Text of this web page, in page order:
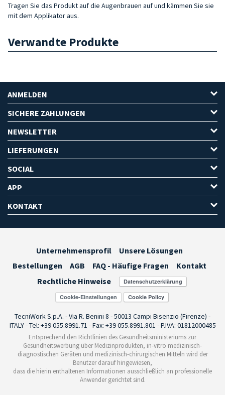
Tragen Sie das Produkt auf die Augenbrauen auf und kämmen Sie sie
mit dem Applikator aus.
Verwandte Produkte
ANMELDEN
SICHERE ZAHLUNGEN
NEWSLETTER
LIEFERUNGEN
SOCIAL
APP
KONTAKT
Unternehmensprofil
Unsere Lösungen
Bestellungen
AGB FAQ - Häufige Fragen
Kontakt
Rechtliche Hinweise
Cookie-Einstellungen
TecniWork S.p.A. - Via R. Benini 8 - 50013 Campi Bisenzio (Firenze) -
ITALY - Tel: +39 055.8991.71 - Fax: +39 055.8991.801 - P.IVA: 01812000485
Entsprechend den Richtlinien des Gesundheitsministeriums zur
Gesundheitswerbung über Medizinprodukten, in-vitro medizinisch-
diagnostischen Geräten und medizinisch-chirurgischen Mitteln wird der
Benutzer darauf hingewiesen,
dass die hierin enthaltenen Informationen ausschließlich an professionelle
Anwender gerichtet sind.